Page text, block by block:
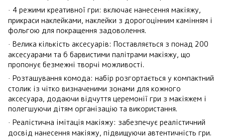
· 4 режими креативної гри: включає нанесення макіяжу,
прикраси наклейками, наклейки з дорогоцінним камінням і
фольгою для покращення задоволення.
· Велика кількість аксесуарів: Поставляється з понад 200
аксесуарами та 6 барвистими палітрами макіяжу, що
пропонує безмежні творчі можливості.
· Розташування комода: набір розгортається у компактний
столик із чітко визначеними зонами для кожного
аксесуара, додаючи відчуття церемонії гри з макіяжем і
полегшуючи дітям організацію та використання.
· Реалістична імітація макіяжу: забезпечує реалістичний
досвід нанесення макіяжу, підвищуючи автентичність гри.